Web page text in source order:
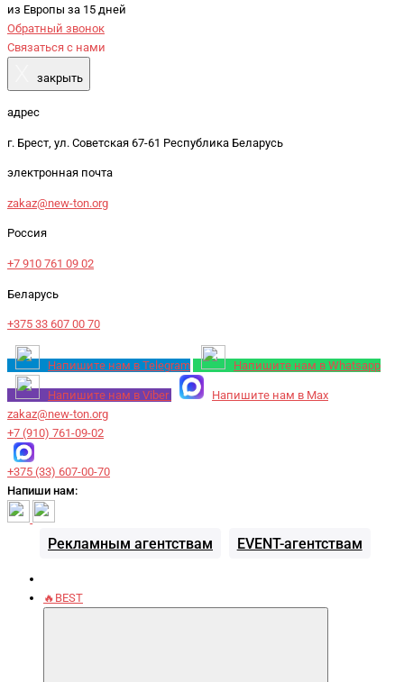
из Европы за 15 дней
Обратный звонок
Связаться с нами
закрыть
адрес
г. Брест, ул. Советская 67-61 Республика Беларусь
электронная почта
zakaz@new-ton.org
Россия
+7 910 761 09 02
Беларусь
+375 33 607 00 70
Напишите нам в Telegram Напишите нам в Whatsapp
Напишите нам в Viber
Напишите нам в Max
zakaz@new-ton.org
+7 (910) 761-09-02
+375 (33) 607-00-70
Напиши нам:
Рекламным агентствам EVENT-агентствам
🔥BEST